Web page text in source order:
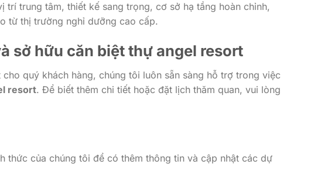
trung tâm, thiết kế sang trọng, cơ sở hạ tầng hoàn chỉnh,
từ thị trường nghỉ dưỡng cao cấp.
sở hữu căn biệt thự angel resort
quý khách hàng, chúng tôi luôn sẵn sàng hỗ trợ trong việc
resort. Để biết thêm chi tiết hoặc đặt lịch thăm quan, vui lòng
thức của chúng tôi để có thêm thông tin và cập nhật các dự